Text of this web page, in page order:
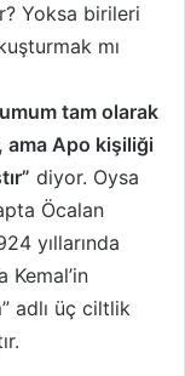
Yoksa birileri
mı
tam olarak
ama Apo kişiliği
diyor. Oysa
Öcalan
yıllarında
adlı üç ciltlik